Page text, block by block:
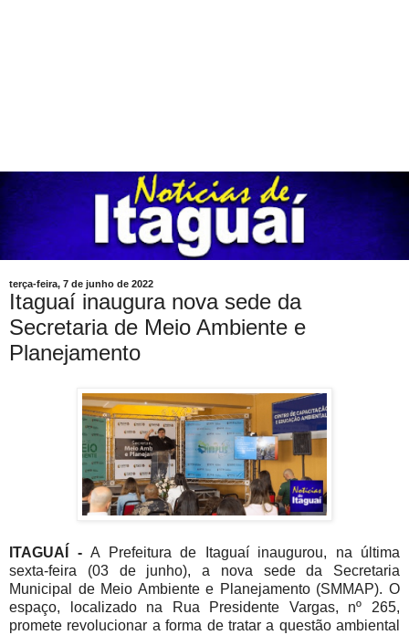
terça-feira, 7 de junho de 2022
Itaguaí inaugura nova sede da
Secretaria de Meio Ambiente e
Planejamento
ITAGUAÍ - A Prefeitura de Itaguaí inaugurou, na última
sexta-feira (03 de junho), a nova sede da Secretaria
Municipal de Meio Ambiente e Planejamento (SMMAP). O
espaço, localizado na Rua Presidente Vargas, nº 265,
promete revolucionar a forma de tratar a questão ambiental